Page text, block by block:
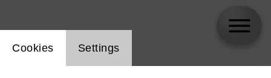
Website cookie setting
Cookies Settings